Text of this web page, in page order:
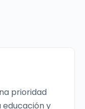
prioridad
educación y